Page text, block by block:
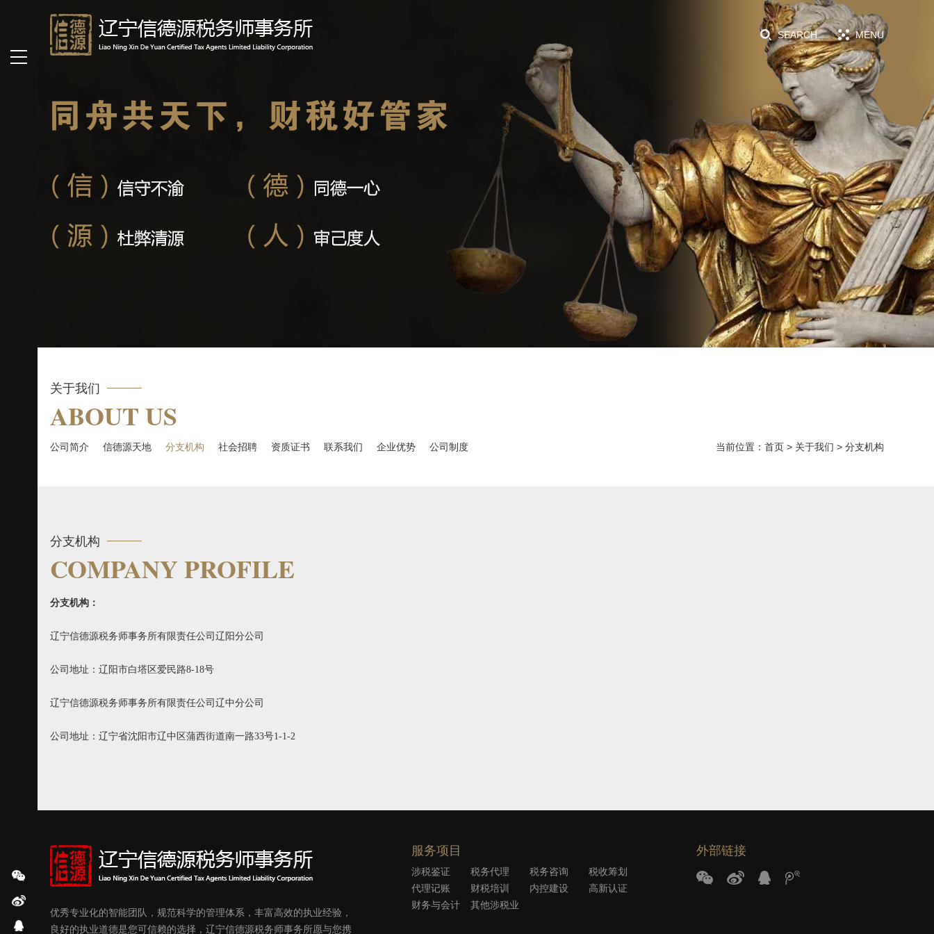
MENU
SEARCH
关于我们
ABOUT US
公司简介 信德源天地 分支机构 社会招聘 资质证书 联系我们 企业优势 公司制度 当前位置： 首页 > 关于我们 > 分支机构
分支机构
COMPANY PROFILE
分支机构：
辽宁信德源税务师事务所有限责任公司辽阳分公司
公司地址：辽阳市白塔区爱民路8-18号
辽宁信德源税务师事务所有限责任公司辽中分公司
公司地址：辽宁省沈阳市辽中区蒲西街道南一路33号1-1-2
优秀专业化的智能团队，规范科学的管理体系，丰富高效的执业经验，
良好的执业道德是您可信赖的选择，辽宁信德源税务师事务所愿与您携
服务项目
涉税鉴证 税务代理 税务咨询
税收筹划
代理记账
财税培训 内控建设
高新认证
财务与会计
其他涉税业
外部链接